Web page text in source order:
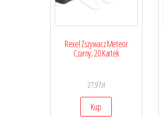
Rexel Zszywacz Meteor
Czarny, 20 Kartek
27,97zł
Kup